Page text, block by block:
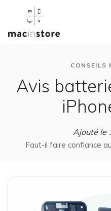
CONSEILS
Avis
Ajouté le
Faut-il faire confiance